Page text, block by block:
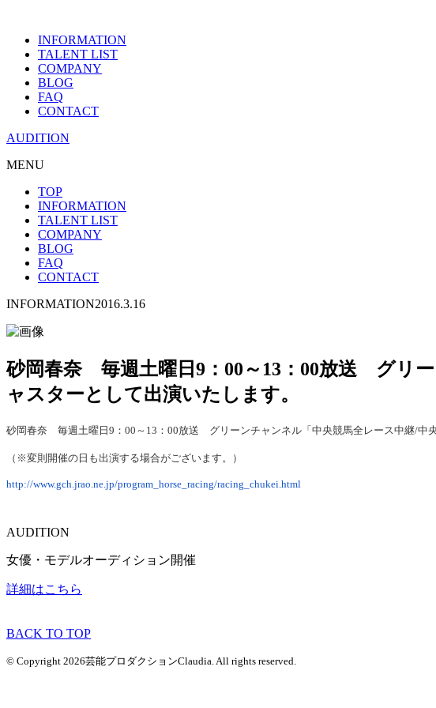
INFORMATION
TALENT LIST
COMPANY
BLOG
FAQ
CONTACT
AUDITION
MENU
TOP
INFORMATION
TALENT LIST
COMPANY
BLOG
FAQ
CONTACT
INFORMATION2016.3.16
砂岡春奈 毎週土曜日9：00～13：00放送 グリ
ャスターとして出演いたします。
砂岡春奈 毎週土曜日9：00～13：00放送 グリーンチャンネル「中央競馬全レース中継/中
（※変則開催の日も出演する場合がございます。）
http://www.gch.jrao.ne.jp/program_horse_racing/racing_chukei.html
AUDITION
女優・モデルオーディション開催
詳細はこちら
BACK TO TOP
© Copyright 2026芸能プロダクションClaudia. All rights reserved.